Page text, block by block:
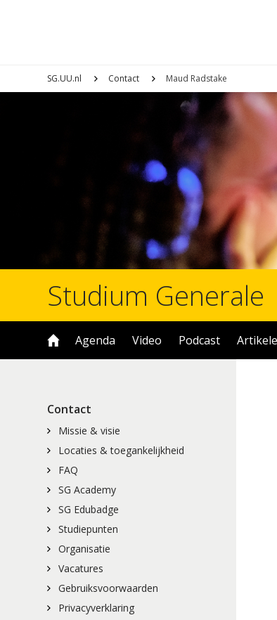
SG.UU.nl Contact Maud Radstake
Studium Generale
Agenda Video Podcast
Contact
Missie & visie
Locaties & toegankelijkheid
FAQ
SG Academy
SG Edubadge
Studiepunten
Organisatie
Vacatures
Gebruiksvoorwaarden
Privacyverklaring